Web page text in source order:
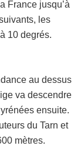
France jusqu’à
les
10 degrés.
au dessus
va descendre
ensuite.
du Tarn et
mètres.